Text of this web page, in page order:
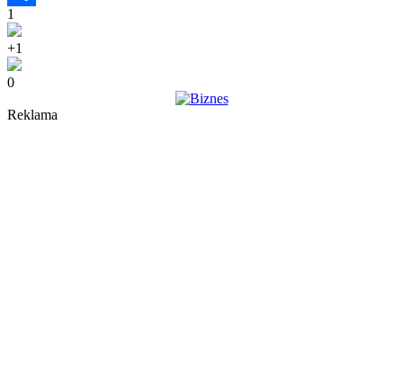
Share
1
+1
0
Reklama